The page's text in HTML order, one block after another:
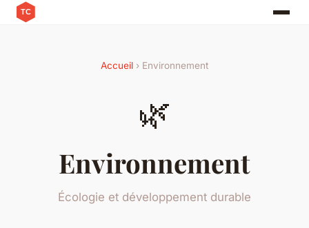
Accueil › Environnement
🌿
Environnement
Écologie et développement durable